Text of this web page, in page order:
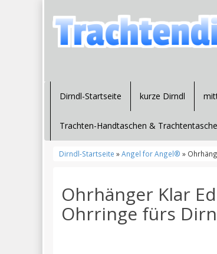
Dirndl-Startseite kurze Dirndl
Trachten-Handtaschen &
Dirndl-Startseite »Angel for Angel® »
Ohrhänger Klar
Ohrringe fürs